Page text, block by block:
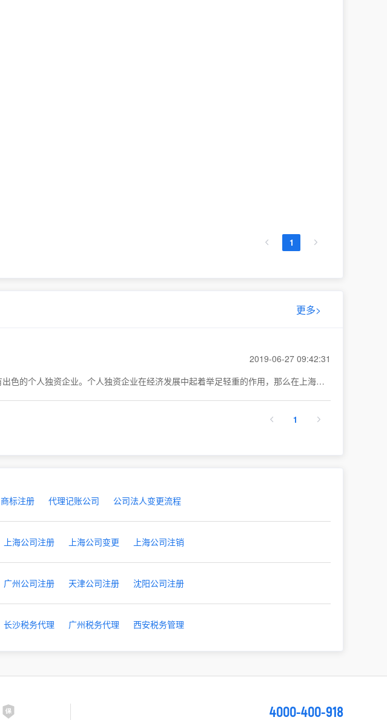
1
更多>
2019-06-27 09:42:31
上海在我国的经济发展中是最绚丽存在，集结了许多优秀的企业和个人，不仅有优异的大公司，还有出色的个人独资企业。个人独资企业在经济发展中起着举足轻重的作用，那么在上海个人独资企业怎么申报纳税了，请看本文。
1
商标注册 代理记账公司 公司法人变更流程
上海公司注册 上海公司变更 上海公司注销
广州公司注册 天津公司注册 沈阳公司注册
长沙税务代理 广州税务代理 西安税务管理
4000-400-918